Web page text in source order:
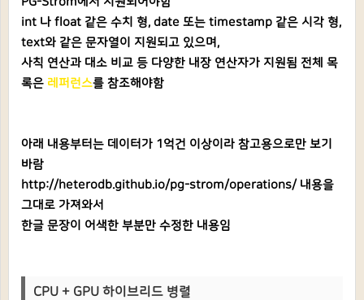
int 나 float 같은 수치 형, date 또는 timestamp 같은 시각 형,
text와 같은 문자열이 지원되고 있으며,
사칙 연산과 대소 비교 등 다양한 내장 연산자가 지원됨 전체 목
록은 레퍼런스를 참조해야함
아래 내용부터는 데이터가 1억건 이상이라 참고용으로만 보기
바람
http://heterodb.github.io/pg-strom/operations/ 내용을
그대로 가져와서
한글 문장이 어색한 부분만 수정한 내용임
CPU + GPU 하이브리드 병렬